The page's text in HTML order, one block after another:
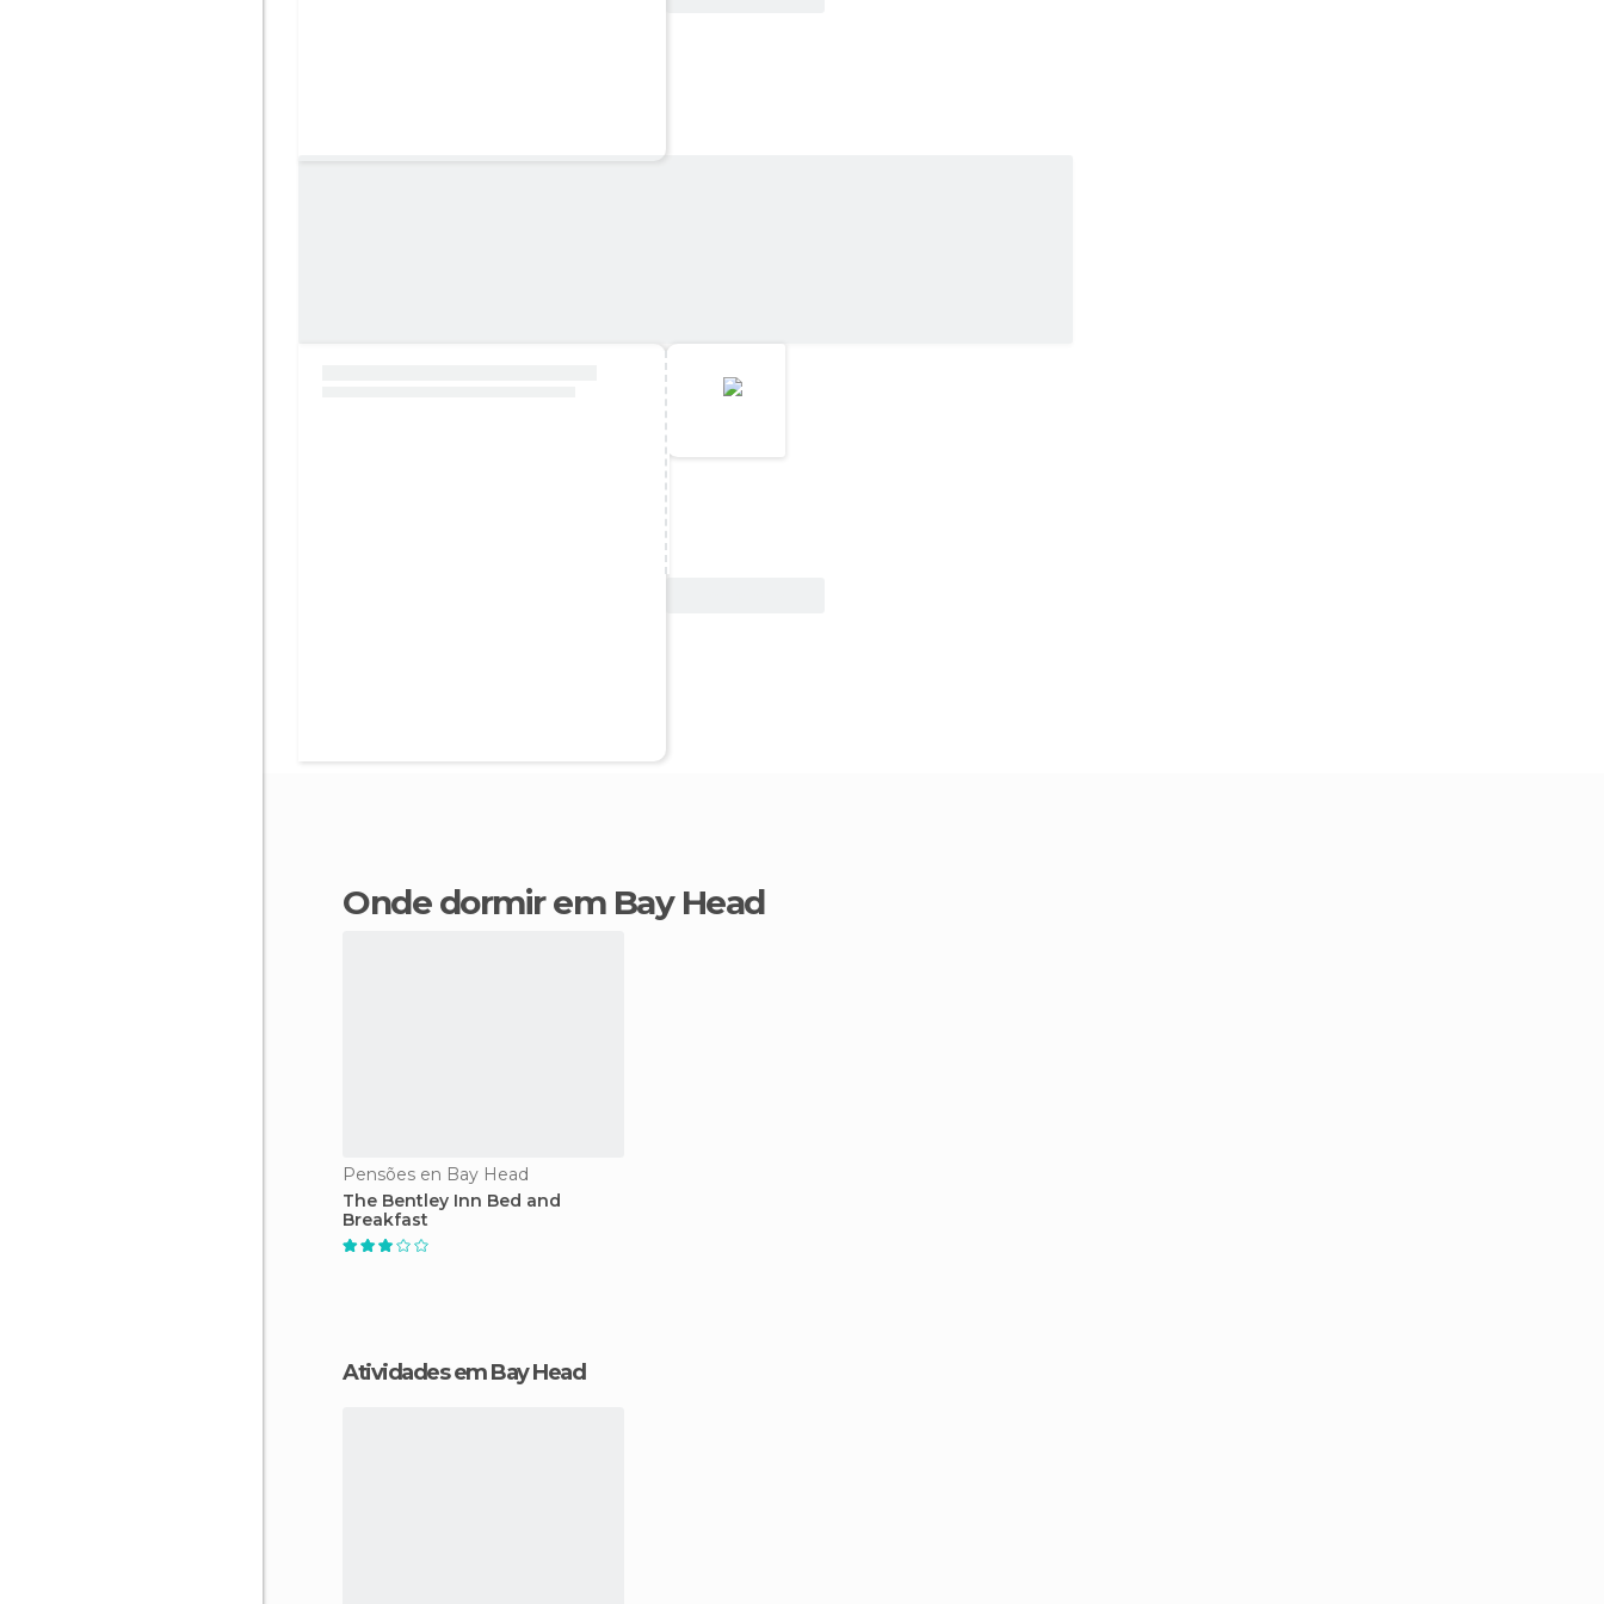
Onde dormir em Bay Head
Pensões en Bay Head
The Bentley Inn Bed and
Breakfast
Atividades em Bay Head